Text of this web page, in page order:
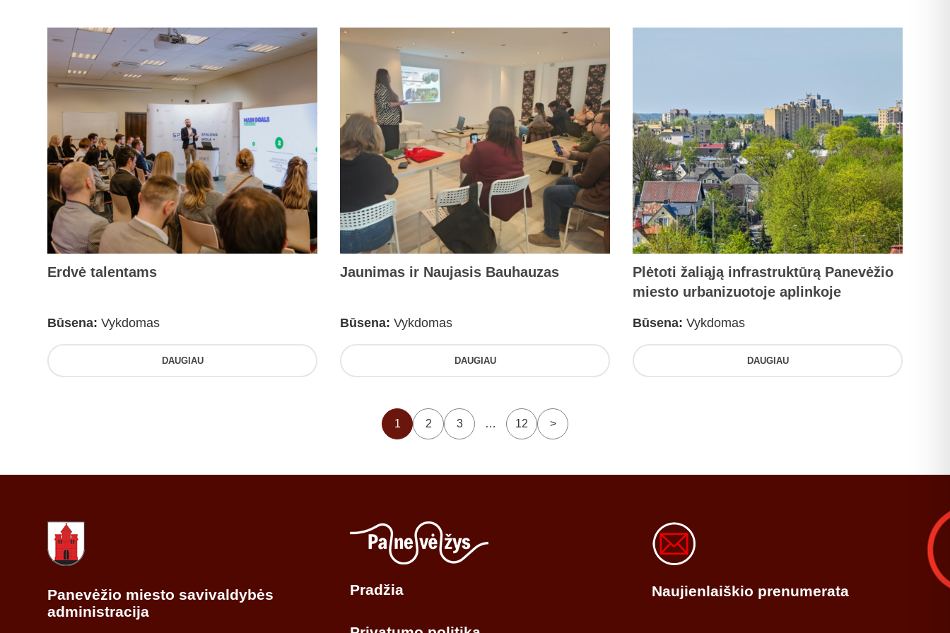
Erdvė talentams
Būsena: Vykdomas
DAUGIAU
Jaunimas ir Naujasis Bauhauzas
Būsena: Vykdomas
DAUGIAU
Plėtoti žaliąją infrastruktūrą Panevėžio
miesto urbanizuotoje aplinkoje
Būsena: Vykdomas
DAUGIAU
1 2 3 … 12 >
Panevėžio miesto savivaldybės
administracija
Pradžia Naujienlaiškio prenumerata